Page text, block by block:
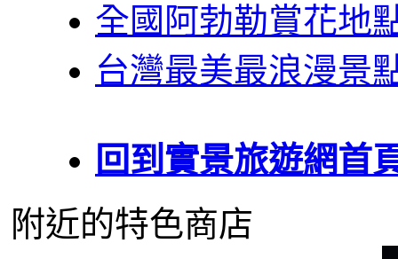
全國阿勃勒賞花地
台灣最美最浪漫景
回到實景旅遊網首
附近的特色商店